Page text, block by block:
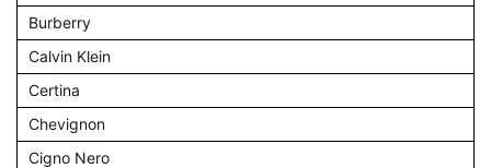
Burberry
Calvin Klein
Certina
Chevignon
Cigno Nero